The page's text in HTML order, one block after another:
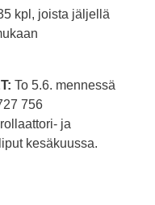
kpl, joista jäljellä
To 5.6. mennessä
756
ja
kesäkuussa.